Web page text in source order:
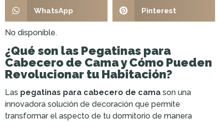
WhatsApp Pinterest
No disponible.
¿Qué son las Pegatinas para
Cabecero de Cama y Cómo Pueden
Revolucionar tu Habitación?
Las pegatinas para cabecero de cama son una
innovadora solución de decoración que permite
transformar el aspecto de tu dormitorio de manera